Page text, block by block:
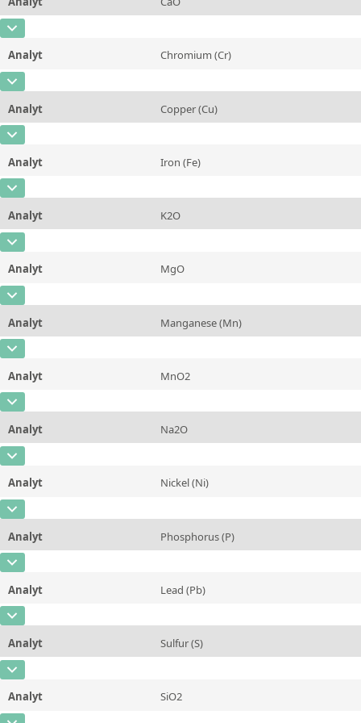
Einheit %
Zusätzliche Informationen
Methode
CAS-Nummer
Konzentration 2,31
Einheit %
Zusätzliche Informationen
Analyt Chromium (Cr)
CAS-Nummer
Konzentration 0,019
Einheit
Analyt Copper (Cu)
CAS-Nummer
Konzentration 0,021
Einheit %
Zusätzliche Informationen
Analyt Iron (Fe)
CAS-Nummer
Konzentration 11,01
Einheit
Analyt K2O
CAS-Nummer
Konzentration 1,01
Einheit %
Zusätzliche Informationen
Analyt MgO
CAS-Nummer
Konzentration 0,774
Einheit
Analyt Manganese (Mn)
CAS-Nummer
Konzentration 26,53
Einheit %
Zusätzliche Informationen
Analyt MnO2
CAS-Nummer
Konzentration 36,6
Einheit
Analyt Na2O
CAS-Nummer
Konzentration 0,064
Einheit %
Zusätzliche Informationen
Analyt Nickel (Ni)
CAS-Nummer
Konzentration 0,073
Einheit
Analyt Phosphorus (P)
CAS-Nummer
Konzentration 0,163
Einheit %
Zusätzliche Informationen
Analyt Lead (Pb)
CAS-Nummer
Konzentration 0,124
Einheit
Analyt Sulfur (S)
CAS-Nummer
Konzentration 0,084
Analyt SiO2